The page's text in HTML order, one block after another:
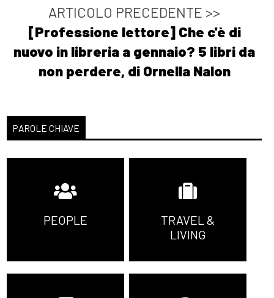
ARTICOLO PRECEDENTE >>
[Professione lettore] Che c'è di
nuovo in libreria a gennaio? 5 libri da
non perdere, di Ornella Nalon
PAROLE CHIAVE
PEOPLE
TRAVEL &
LIVING